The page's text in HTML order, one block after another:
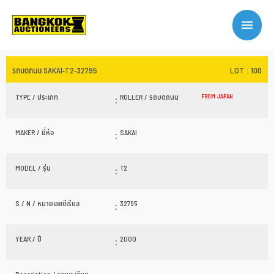
รถบดถนน SAKAI-T2-32795 LOT : 100
TYPE / ประเภท : ROLLER / รถบดถนน FROM JAPAN
MAKER / ยี่ห้อ : SAKAI
MODEL / รุ่น : T2
S / N / หมายเลขซีเรียล : 32795
YEAR / ปี : 2000